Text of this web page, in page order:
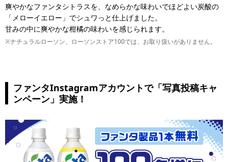
爽やかなファンタシトラスを、なめらかな味わいでほどよい炭酸の
「メローイエロー」でシュワっと仕上げました。
甘みの中に爽やかな柑橘の味わいを感じられます。
※ナチュラルローソン、ローソンストア100では、お取り扱いがありません。
ファンタInstagramアカウントで「写真投稿キャ
ンペーン」実施！